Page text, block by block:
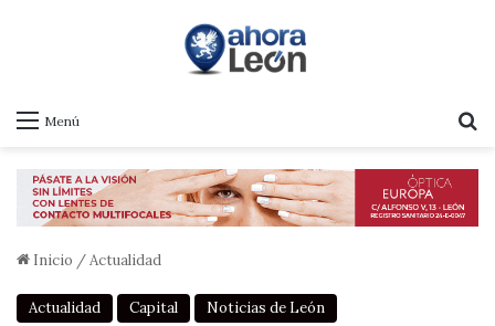
Menú
Inicio /Actualidad
Actualidad Capital Noticias de León